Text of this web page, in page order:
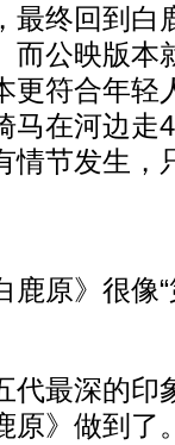
最终回到白
而公映版本
更符合年轻
马在河边走
情节发生，
原》很像“
最深的印
原》做到了